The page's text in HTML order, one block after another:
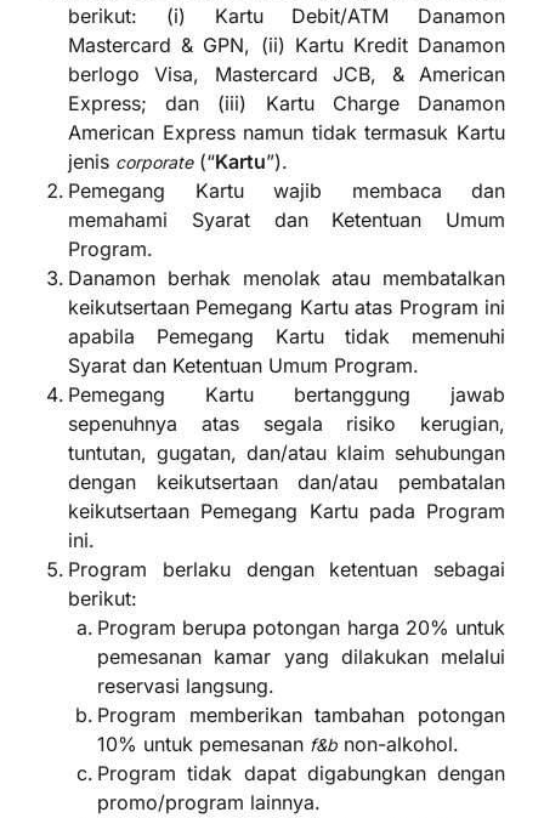
berikut: (i) Kartu Debit/ATM Danamon
Mastercard & GPN, (ii) Kartu Kredit Danamon
berlogo Visa, Mastercard JCB, & American
Express; dan (iii) Kartu Charge Danamon
American Express namun tidak termasuk Kartu
jenis corporate(“Kartu”).
Pemegang Kartu wajib membaca dan
memahami Syarat dan Ketentuan Umum
Program.
Danamon berhak menolak atau membatalkan
keikutsertaan Pemegang Kartu atas Program ini
apabila Pemegang Kartu tidak memenuhi
Syarat dan Ketentuan Umum Program.
Pemegang Kartu bertanggung jawab
sepenuhnya atas segala risiko kerugian,
tuntutan, gugatan, dan/atau klaim sehubungan
dengan keikutsertaan dan/atau pembatalan
keikutsertaan Pemegang Kartu pada Program
ini.
Program berlaku dengan ketentuan sebagai
berikut:
Program berupa potongan harga 20% untuk
pemesanan kamar yang dilakukan melalui
reservasi langsung.
Program memberikan tambahan potongan
10% untuk pemesanan f&b non-alkohol.
Program tidak dapat digabungkan dengan
promo/program lainnya.